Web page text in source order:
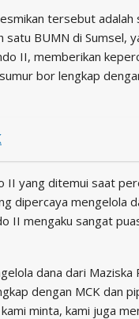
tersebut
BUMN di Sumsel,
II, memberikan
bor lengkap
II yang ditemui saat
dipercaya mengelola
II mengaku sangat
dana dari
dengan MCK dan
minta, kami juga